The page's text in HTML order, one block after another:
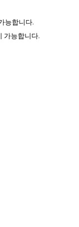
능합니다.
가능합니다.